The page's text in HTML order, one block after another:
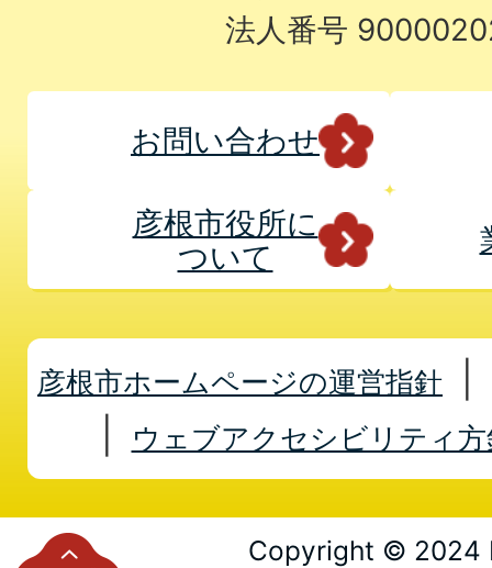
法人番号
お問い合わせ
彦根市役所に
ついて
彦根市ホームページの運営指針
ウェブアクセシビリティ方
Copyright © 2024